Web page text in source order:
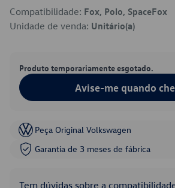
Compatibilidade: Fox, Polo, SpaceFox
Unidade de venda: Unitário(a)
Produto temporariamente esgotado.
Avise-me quando
Peça Original Volkswagen
Garantia de 3 meses de fábrica
Tem dúvidas sobre a